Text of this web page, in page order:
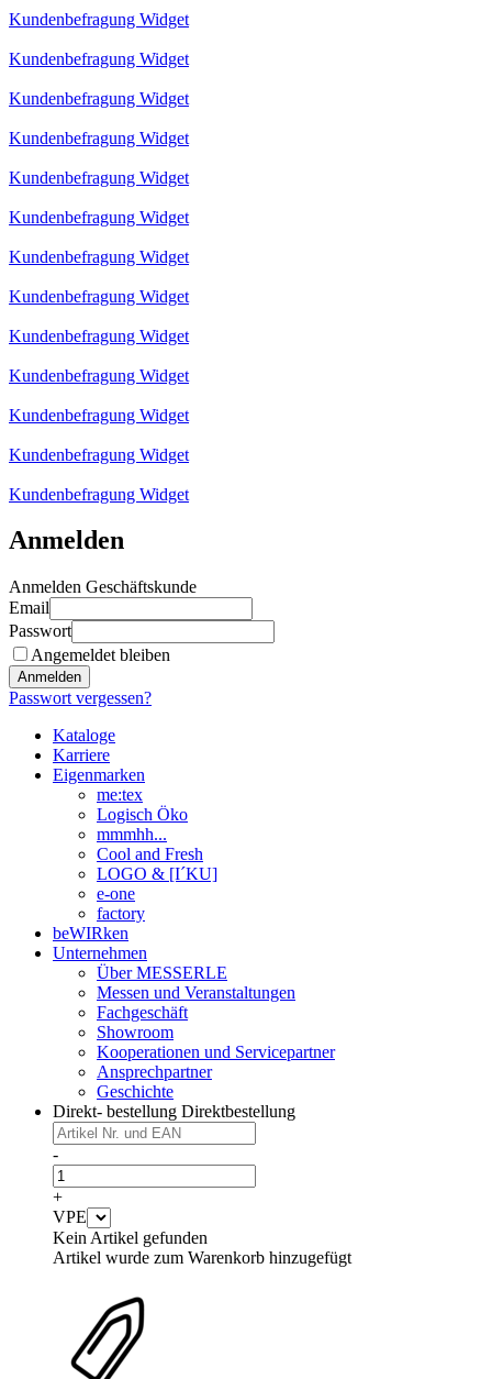
Kundenbefragung Widget
Kundenbefragung Widget
Kundenbefragung Widget
Kundenbefragung Widget
Kundenbefragung Widget
Kundenbefragung Widget
Kundenbefragung Widget
Kundenbefragung Widget
Kundenbefragung Widget
Kundenbefragung Widget
Kundenbefragung Widget
Kundenbefragung Widget
Kundenbefragung Widget
Anmelden
Anmelden Geschäftskunde
Email
Passwort
Angemeldet bleiben
Anmelden
Passwort vergessen?
Kataloge
Karriere
Eigenmarken
me:tex
Logisch Öko
mmmhh...
Cool and Fresh
LOGO & [I´KU]
e-one
factory
beWIRken
Unternehmen
Über MESSERLE
Messen und Veranstaltungen
Fachgeschäft
Showroom
Kooperationen und Servicepartner
Ansprechpartner
Geschichte
Direkt- bestellung Direktbestellung
-
+
VPE
Kein Artikel gefunden
Artikel wurde zum Warenkorb hinzugefügt